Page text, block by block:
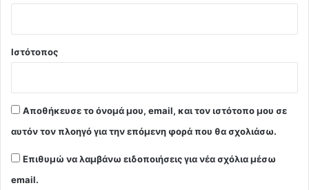
Ιστότοπος
Αποθήκευσε το όνομά μου, email, και τον ιστότοπο μου σε
αυτόν τον πλοηγό για την επόμενη φορά που θα σχολιάσω.
Επιθυμώ να λαμβάνω ειδοποιήσεις για νέα σχόλια μέσω
email.